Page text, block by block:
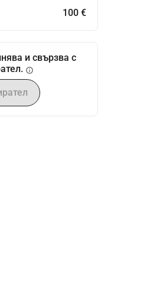
100 €
и свързва с
info